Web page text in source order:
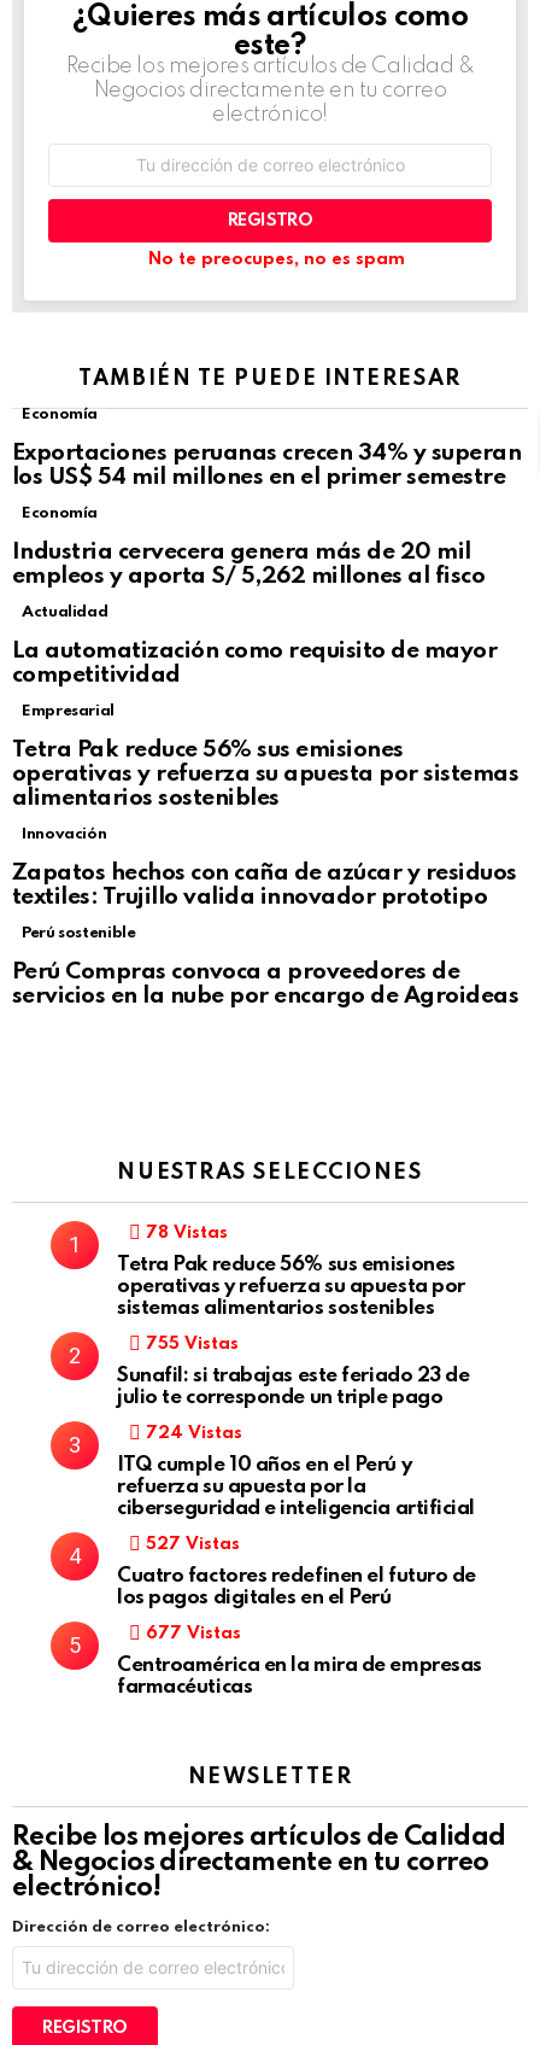
NEWSLETTER
¿Quieres más artículos como
este?
Recibe los mejores artículos de Calidad &
Negocios directamente en tu correo
electrónico!
correo
No te preocupes, no es spam
TAMBIÉN TE PUEDE INTERESAR
Economía
Exportaciones peruanas crecen 34% y superan
los US$ 54 mil millones en el primer semestre
Economía
Industria cervecera genera más de 20 mil
empleos y aporta S/ 5,262 millones al fisco
Actualidad
La automatización como requisito de mayor
competitividad
Empresarial
Tetra Pak reduce 56% sus emisiones
operativas y refuerza su apuesta por sistemas
alimentarios sostenibles
Innovación
Zapatos hechos con caña de azúcar y residuos
textiles: Trujillo valida innovador prototipo
Perú sostenible
Perú Compras convoca a proveedores de
servicios en la nube por encargo de Agroideas
NUESTRAS SELECCIONES
78 Vistas
Tetra Pak reduce 56% sus emisiones
operativas y refuerza su apuesta por
sistemas alimentarios sostenibles
755 Vistas
Sunafil: si trabajas este feriado 23 de
julio te corresponde un triple pago
724 Vistas
ITQ cumple 10 años en el Perú y
refuerza su apuesta por la
ciberseguridad e inteligencia artificial
527 Vistas
Cuatro factores redefinen el futuro de
los pagos digitales en el Perú
677 Vistas
Centroamérica en la mira de empresas
farmacéuticas
NEWSLETTER
Recibe los mejores artículos de Calidad
& Negocios directamente en tu correo
electrónico!
Dirección de correo electrónico: